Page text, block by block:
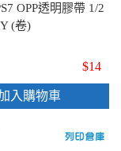
OPP透明膠帶 1/2
(卷)
$14
入購物車